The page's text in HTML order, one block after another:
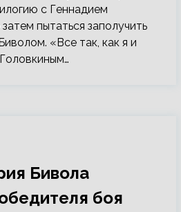
с Геннадием
пытаться заполучить
«Все так, как я и
Бивола
боя